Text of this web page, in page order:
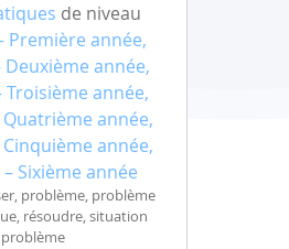
de niveau
Première année,
année,
Troisième année,
année,
année,
Sixième année
problème, problème
résoudre, situation
problème